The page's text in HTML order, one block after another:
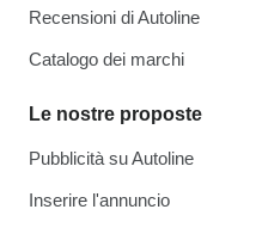
Recensioni di Autoline
Catalogo dei marchi
Le nostre proposte
Pubblicità su Autoline
Inserire l'annuncio